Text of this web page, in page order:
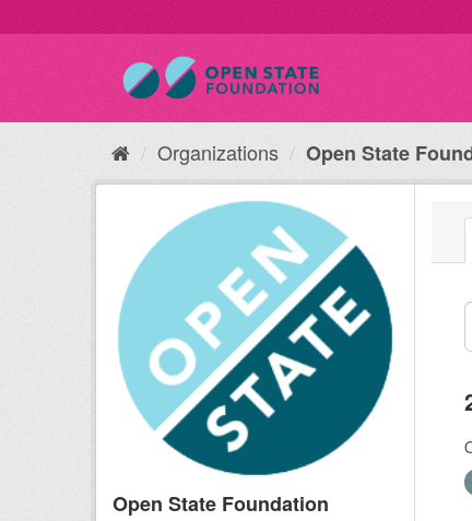
Organizations Open State
Open State Foundation